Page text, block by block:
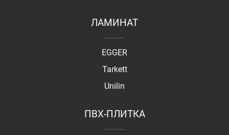
ЛАМИНАТ
EGGER
Tarkett
Unilin
ПВХ-ПЛИТКА